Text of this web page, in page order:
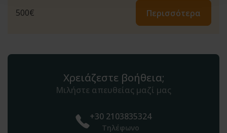
500€ Περισσότερα
Χρειάζεστε βοήθεια;
Μιλήστε απευθείας μαζί μας
+30 2103835324
Τηλέφωνο